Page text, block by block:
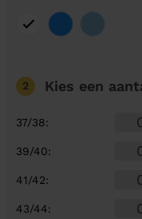
2 Kies een
37/38:
39/40:
41/42:
43/44: